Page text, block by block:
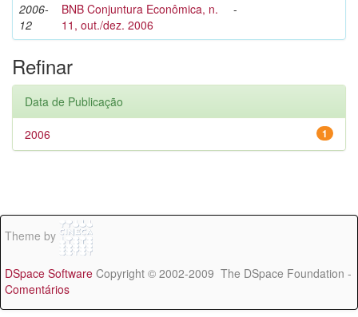
2006-
12
BNB Conjuntura Econômica, n.
11, out./dez. 2006
-
Refinar
Data de Publicação
1
2006
Theme by
DSpace Software Copyright © 2002-2009 The DSpace Foundation -
Comentários